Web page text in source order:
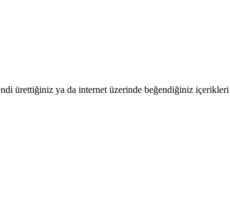
ürettiğiniz ya da internet üzerinde beğendiğiniz